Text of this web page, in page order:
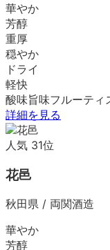
華やか
芳醇
重厚
穏やか
ドライ
軽快
酸味旨味フルーティ
詳細を見る
人気 31位
花邑
秋田県 / 両関酒造
華やか
芳醇